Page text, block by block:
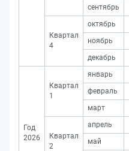
сентябрь
Квартал
4
октябрь
ноябрь
декабрь
Год
2026
Квартал
1
январь
февраль
март
Квартал
2
апрель
май